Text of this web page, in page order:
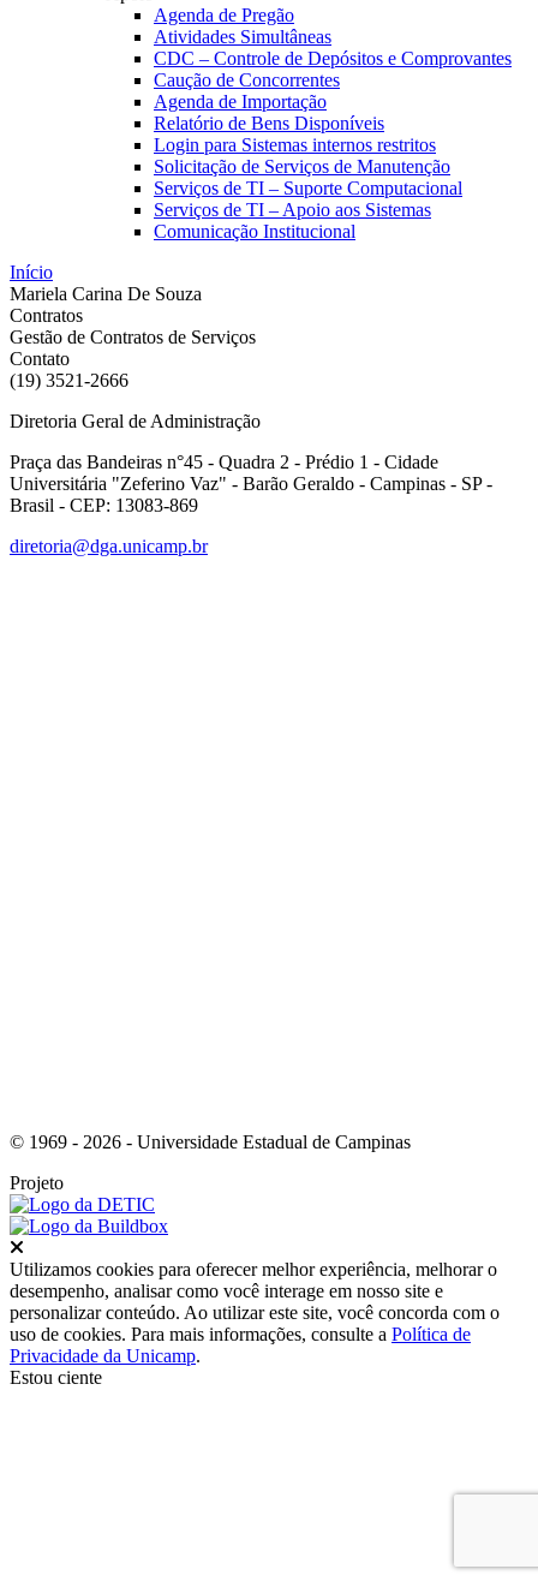
Agenda de Pregão
Atividades Simultâneas
CDC – Controle de Depósitos e Comprovantes
Caução de Concorrentes
Agenda de Importação
Relatório de Bens Disponíveis
Login para Sistemas internos restritos
Solicitação de Serviços de Manutenção
Serviços de TI – Suporte Computacional
Serviços de TI – Apoio aos Sistemas
Comunicação Institucional
Início
Mariela Carina De Souza
Contratos
Gestão de Contratos de Serviços
Contato
(19) 3521-2666
Diretoria Geral de Administração
Praça das Bandeiras n°45 - Quadra 2 - Prédio 1 - Cidade
Universitária "Zeferino Vaz" - Barão Geraldo - Campinas - SP -
Brasil - CEP: 13083-869
diretoria@dga.unicamp.br
© 1969 - 2026 - Universidade Estadual de Campinas
Projeto
Utilizamos cookies para oferecer melhor experiência, melhorar o
desempenho, analisar como você interage em nosso site e
personalizar conteúdo. Ao utilizar este site, você concorda com o
uso de cookies. Para mais informações, consulte a Política de
Privacidade da Unicamp.
Estou ciente